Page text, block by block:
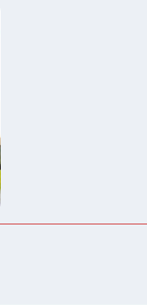
गेहूं 2050 से 2280, नरमा
मंडी ग्वार का भाव :